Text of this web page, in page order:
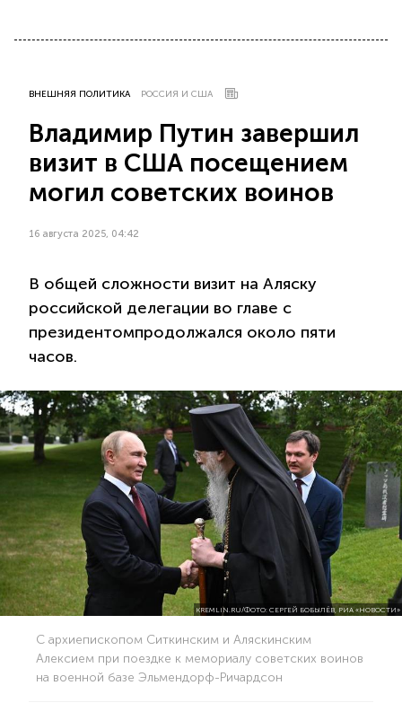
ВНЕШНЯЯ ПОЛИТИКА РОССИЯ И США
Владимир Путин завершил
визит в США посещением
могил советских воинов
16 августа 2025, 04:42
В общей сложности визит на Аляску
российской делегации во главе с
президентомпродолжался около пяти
часов.
KREMLIN.RU/ФОТО: СЕРГЕЙ БОБЫЛЁВ, РИА «НОВОСТИ»
С архиепископом Ситкинским и Аляскинским
Алексием при поездке к мемориалу советских воинов
на военной базе Эльмендорф-Ричардсон